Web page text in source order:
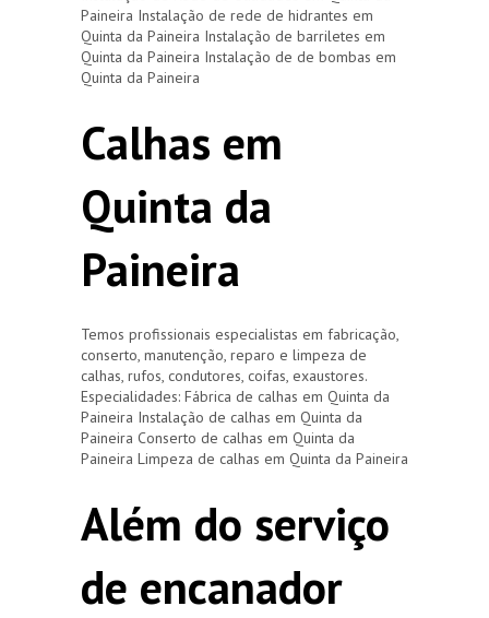
Paineira Instalação de rede de hidrantes em
Quinta da Paineira Instalação de barriletes em
Quinta da Paineira Instalação de de bombas em
Quinta da Paineira
Calhas em
Quinta da
Paineira
Temos profissionais especialistas em fabricação,
conserto, manutenção, reparo e limpeza de
calhas, rufos, condutores, coifas, exaustores.
Especialidades: Fábrica de calhas em Quinta da
Paineira Instalação de calhas em Quinta da
Paineira Conserto de calhas em Quinta da
Paineira Limpeza de calhas em Quinta da Paineira
Além do serviço
de encanador